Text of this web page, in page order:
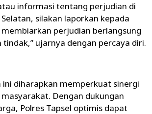
informasi tentang perjudian di
silakan laporkan kepada
perjudian berlangsung
tindak,” ujarnya dengan percaya diri.
ini diharapkan memperkuat sinergi
Dengan dukungan
Polres Tapsel optimis dapat